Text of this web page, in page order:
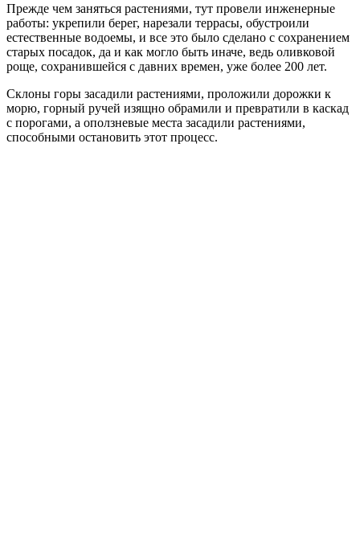
Прежде чем заняться растениями, тут провели инженерные
работы: укрепили берег, нарезали террасы, обустроили
естественные водоемы, и все это было сделано с сохранением
старых посадок, да и как могло быть иначе, ведь оливковой
роще, сохранившейся с давних времен, уже более 200 лет.
Склоны горы засадили растениями, проложили дорожки к
морю, горный ручей изящно обрамили и превратили в каскад
с порогами, а оползневые места засадили растениями,
способными остановить этот процесс.